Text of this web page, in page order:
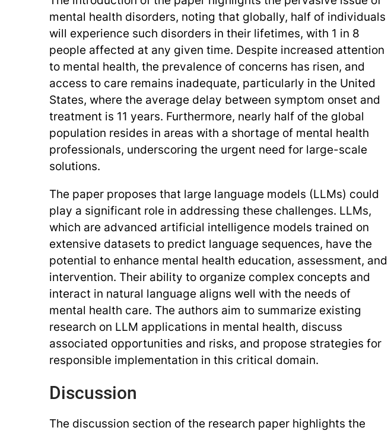
mental health disorders, noting that globally, half of individuals
will experience such disorders in their lifetimes, with 1 in 8
people affected at any given time. Despite increased attention
to mental health, the prevalence of concerns has risen, and
access to care remains inadequate, particularly in the United
States, where the average delay between symptom onset and
treatment is 11 years. Furthermore, nearly half of the global
population resides in areas with a shortage of mental health
professionals, underscoring the urgent need for large-scale
solutions.
The paper proposes that large language models (LLMs) could
play a significant role in addressing these challenges. LLMs,
which are advanced artificial intelligence models trained on
extensive datasets to predict language sequences, have the
potential to enhance mental health education, assessment, and
intervention. Their ability to organize complex concepts and
interact in natural language aligns well with the needs of
mental health care. The authors aim to summarize existing
research on LLM applications in mental health, discuss
associated opportunities and risks, and propose strategies for
responsible implementation in this critical domain.
Discussion
The discussion section of the research paper highlights the